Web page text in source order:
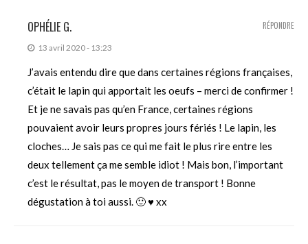
OPHÉLIE G.
13 avril 2020 - 13:23
J’avais entendu dire que dans certaines régions françaises,
c’était le lapin qui apportait les oeufs – merci de confirmer !
Et je ne savais pas qu’en France, certaines régions
pouvaient avoir leurs propres jours fériés ! Le lapin, les
cloches… Je sais pas ce qui me fait le plus rire entre les
deux tellement ça me semble idiot ! Mais bon, l’important
c’est le résultat, pas le moyen de transport ! Bonne
dégustation à toi aussi. 🙂 ♥ xx
RÉPONDRE